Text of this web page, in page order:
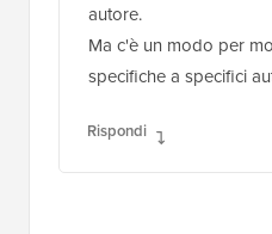
autore.
Ma c'è un modo per
specifiche a specifici
Rispondi